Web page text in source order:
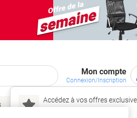
Mon compte
Connexion/Inscription
Accédez à vos offres
Encres
Papier,